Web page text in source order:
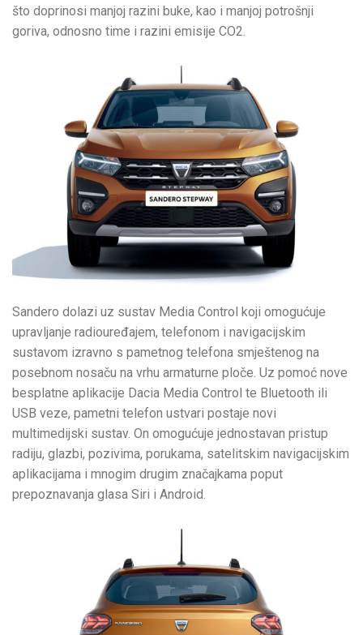
što doprinosi manjoj razini buke, kao i manjoj potrošnji
goriva, odnosno time i razini emisije CO2.
Sandero dolazi uz sustav Media Control koji omogućuje
upravljanje radiouređajem, telefonom i navigacijskim
sustavom izravno s pametnog telefona smještenog na
posebnom nosaču na vrhu armaturne ploče. Uz pomoć nove
besplatne aplikacije Dacia Media Control te Bluetooth ili
USB veze, pametni telefon ustvari postaje novi
multimedijski sustav. On omogućuje jednostavan pristup
radiju, glazbi, pozivima, porukama, satelitskim navigacijskim
aplikacijama i mnogim drugim značajkama poput
prepoznavanja glasa Siri i Android.